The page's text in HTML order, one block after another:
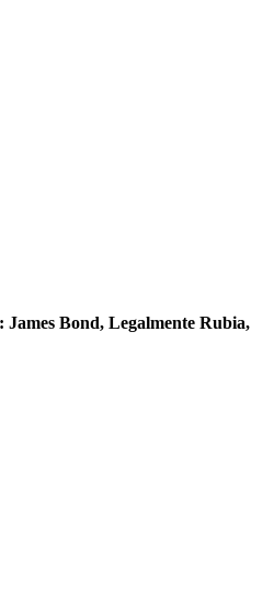
James Bond, Legalmente Rubia,